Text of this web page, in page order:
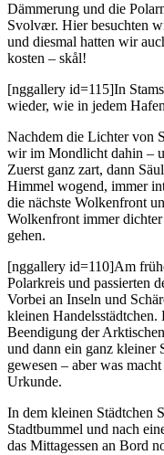
Dämmerung und die
Svolvær. Hier besuchten
und diesmal hatten wir
kosten – skål!
[nggallery id=115]In
wieder, wie in jedem
Nachdem die Lichter von
wir im Mondlicht dahin –
Zuerst ganz zart, dann
Himmel wogend, immer
die nächste Wolkenfront
Wolkenfront immer
gehen.
[nggallery id=110]Am
Polarkreis und passierten
Vorbei an Inseln und
kleinen
Beendigung der
und dann ein ganz kleiner
gewesen – aber was
Urkunde.
In dem kleinen Städtchen
Stadtbummel und nach
das Mittagessen an Bord